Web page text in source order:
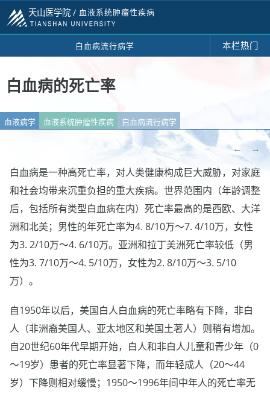
天山医学院 / 血液系统肿瘤性疾病
白血病流行病学 本栏热门
白血病的死亡率
血液病学 血液系统肿瘤性疾病 白血病流行病学
←
→
白血病是一种高死亡率，对人类健康构成巨大威胁，对家庭
和社会均带来沉重负担的重大疾病。世界范围内（年龄调整
后，包括所有类型白血病在内）死亡率最高的是西欧、大洋
洲和北美；男性的年死亡率为4. 8/10万～7. 4/10万，女性
为3. 2/10万～4. 6/10万。亚洲和拉丁美洲死亡率较低（男
性为3. 7/10万～4. 5/10万，女性为2. 8/10万～3. 5/10
万）。
自1950年以后，美国白人白血病的死亡率略有下降，非白
人（非洲裔美国人、亚太地区和美国土著人）则稍有增加。
自20世纪60年代早期开始，白人和非白人儿童和青少年（0
～19岁）患者的死亡率显著下降，而年轻成人（20～44
岁）下降则相对缓慢；1950～1996年间中年人的死亡率无